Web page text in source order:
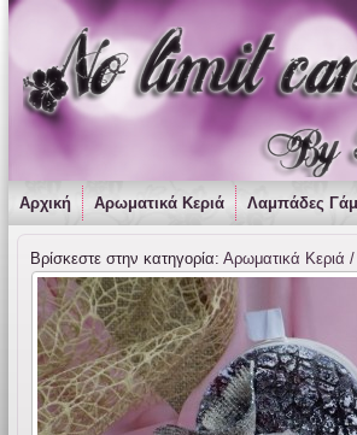
Αρχική Αρωματικά Κεριά Λαμπάδες
Βρίσκεστε στην κατηγορία: Αρωματικά Κεριά